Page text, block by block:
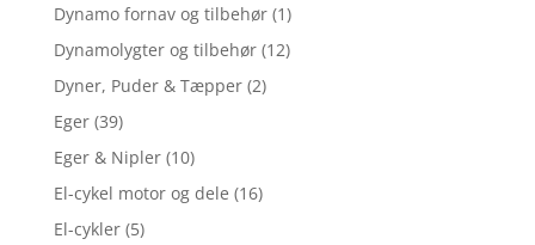
Dynamo fornav og tilbehør (1)
Dynamolygter og tilbehør (12)
Dyner, Puder & Tæpper (2)
Eger (39)
Eger & Nipler (10)
El-cykel motor og dele (16)
El-cykler (5)